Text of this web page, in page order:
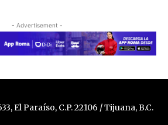
- Advertisement -
El Paraíso, C.P. 22106 / Tijuana, B.C.